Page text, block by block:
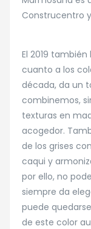
Construcentro y
El 2019
cuanto a los
década, da un
combinemos,
texturas en
acogedor.
de los grises
caqui y
por ello, no
siempre da
puede
de este color